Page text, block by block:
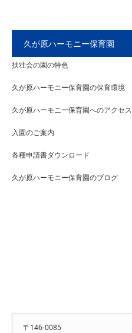
久が原ハーモニー保育園
扶壮会の園の特色
久が原ハーモニー保育園の保育環境
久が原ハーモニー保育園へのアクセス
入園のご案内
各種申請書ダウンロード
久が原ハーモニー保育園のブログ
〒146-0085